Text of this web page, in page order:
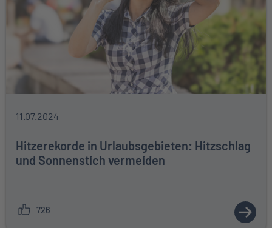
11.07.2024
Hitzerekorde in Urlaubsgebieten: Hitzschlag
und Sonnenstich vermeiden
726
ZUM